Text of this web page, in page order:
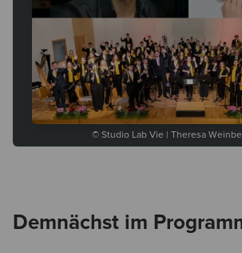
© Studio Lab Vie | Theresa
Demnächst im